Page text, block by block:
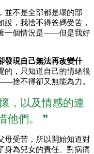
並不是全部都是壞的部
，我捨不得爸媽受苦，
一個情況是——但是我好
發現自己無法再改變什
的，只知道自己的情緒很
捨不得卻又無能為力。
，以及情感的連
他們。 ❞
母受苦，所以開始知道對
身為兒女的責任、對病痛